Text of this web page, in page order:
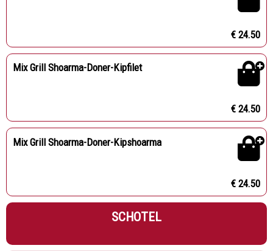
€ 24.50
Mix Grill Shoarma-Doner-Kipfilet
€ 24.50
Mix Grill Shoarma-Doner-Kipshoarma
€ 24.50
SCHOTEL